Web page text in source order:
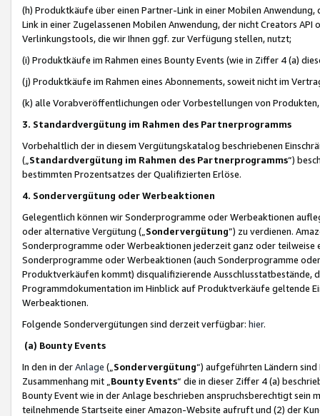
(h) Produktkäufe über einen Partner-Link in einer Mobilen
Link in einer Zugelassenen Mobilen Anwendung, der nicht Creators
Verlinkungstools, die wir Ihnen ggf. zur Verfügung stellen, nutzt;
(i) Produktkäufe im Rahmen eines Bounty Events (wie in Ziffer 4 (a)
(j) Produktkäufe im Rahmen eines Abonnements, soweit nicht im
(k) alle Vorabveröffentlichungen oder Vorbestellungen von
3. Standardvergütung im Rahmen des Partnerprogramms
Vorbehaltlich der in diesem Vergütungskatalog beschriebenen
(„ Standardvergütung im Rahmen des Partnerprogramms“)
bestimmten Prozentsatzes der Qualifizierten Erlöse.
4. Sondervergütung oder Werbeaktionen
Gelegentlich können wir Sonderprogramme oder Werbeaktionen
oder alternative Vergütung („ Sondervergütung”) zu verdienen.
Sonderprogramme oder Werbeaktionen jederzeit ganz oder
Sonderprogramme oder Werbeaktionen (auch Sonderprogramme
Produktverkäufen kommt) disqualifizierende Ausschlusstatbestände,
Programmdokumentation im Hinblick auf Produktverkäufe geltende
Werbeaktionen.
Folgende Sondervergütungen sind derzeit verfügbar: hier.
(a) Bounty Events
In den in derAnlage („ Sondervergütung“) aufgeführten Ländern
Zusammenhang mit „ Bounty Events“ die in dieser Ziffer 4 (a)
Bounty Event wie in der Anlage beschrieben anspruchsberechtigt sein
teilnehmende Startseite einer Amazon-Website aufruft und (2) der